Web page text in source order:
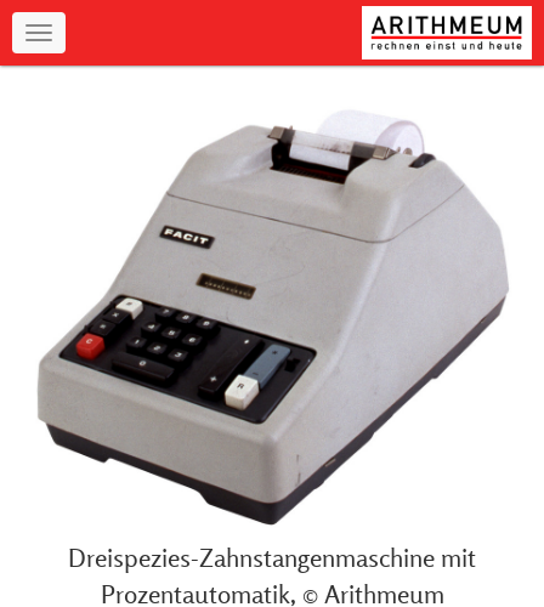
Navigation
Dreispezies-Zahnstangenmaschine mit
Prozentautomatik, © Arithmeum